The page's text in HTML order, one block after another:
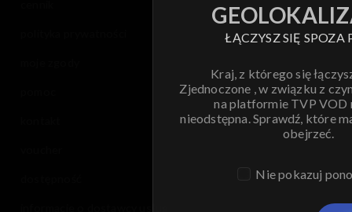
ŁĄCZYSZ SIĘ SPOZA
Kraj, z którego się
Zjednoczone , w związku z
na platformie TVP VOD
nieodstępna. Sprawdź, które
obejrzeć.
Nie pokazuj